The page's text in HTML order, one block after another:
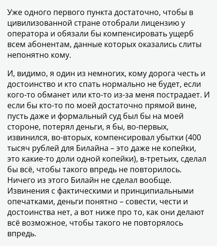
Уже одного первого пункта достаточно, чтобы в
цивилизованной стране отобрали лицензию у
оператора и обязали бы компенсировать ущерб
всем абонентам, данные которых оказались слиты
непонятно кому.
И, видимо, я один из немногих, кому дорога честь и
достоинство и кто спать нормально не будет, если
кого-то обманет или кто-то из-за меня пострадает. И
если бы кто-то по моей достаточно прямой вине,
пусть даже и формальный суд был бы на моей
стороне, потерял деньги, я бы, во-первых,
извинился, во-вторых, компенсировал убытки (400
тысяч рублей для Билайна – это даже не копейки,
это какие-то доли одной копейки), в-третьих, сделал
бы всё, чтобы такого впредь не повторилось.
Ничего из этого Билайн не сделал вообще.
Извинения с фактическими и принципиальными
опечатками, деньги понятно – совести, чести и
достоинства нет, а вот ниже про то, как они делают
всё возможное, чтобы такого не повторялось
впредь.